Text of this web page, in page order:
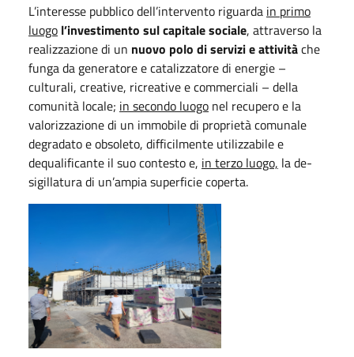
L’interesse pubblico dell’intervento riguarda in primo
luogo l’investimento sul capitale sociale, attraverso la
realizzazione di un nuovo polo di servizi e attivitàche
funga da generatore e catalizzatore di energie –
culturali, creative, ricreative e commerciali – della
comunità locale; in secondo luogo nel recupero e la
valorizzazione di un immobile di proprietà comunale
degradato e obsoleto, difficilmente utilizzabile e
dequalificante il suo contesto e, in terzo luogo, la de-
sigillatura di un’ampia superficie coperta.